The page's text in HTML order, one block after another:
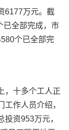
万元。截
已全部完成，市
个已全部完
十多个工人正
作人员介绍，
资953万元，